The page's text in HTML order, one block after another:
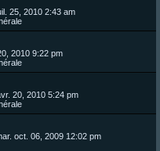
25, 2010 2:43 am
2010 9:22 pm
20, 2010 5:24 pm
oct. 06, 2009 12:02 pm